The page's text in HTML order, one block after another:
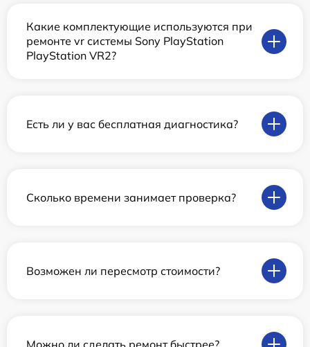
Какие комплектующие используются при
ремонте vr системы Sony PlayStation
PlayStation VR2?
Есть ли у вас бесплатная диагностика?
Сколько времени занимает проверка?
Возможен ли пересмотр стоимости?
Можно ли сделать ремонт быстрее?